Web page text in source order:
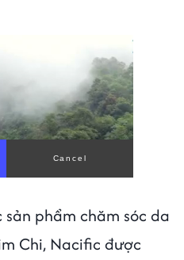
Cancel
phẩm chăm sóc da
Chi, Nacific được